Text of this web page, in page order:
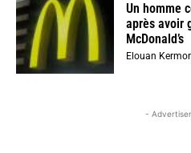
Un homme
après avoir
McDonald’s
Elouan
-